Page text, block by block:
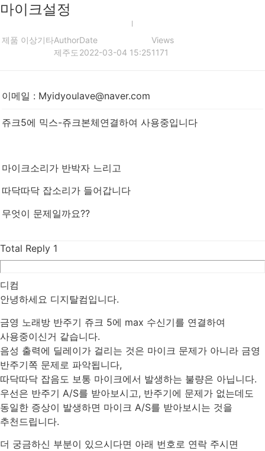
마이크설정
제품 이상기타Author
제주도
Date
2022-03-04 15:25
Views
1171
이메일 : Myidyoulave@naver.com
쥬크5에 믹스-쥬크본체연결하여 사용중입니다
마이크소리가 반박자 느리고
따닥따닥 잡소리가 들어갑니다
무엇이 문제일까요??
Total Reply 1
디컴
안녕하세요 디지탈컴입니다.
금영 노래방 반주기 쥬크 5에 max 수신기를 연결하여
사용중이신거 같습니다.
음성 출력에 딜레이가 걸리는 것은 마이크 문제가 아니라 금영
반주기쪽 문제로 파악됩니다,
따닥따닥 잡음도 보통 마이크에서 발생하는 불량은 아닙니다.
우선은 반주기 A/S를 받아보시고, 반주기에 문제가 없는데도
동일한 증상이 발생하면 마이크 A/S를 받아보시는 것을
추천드립니다.
더 궁금하신 부분이 있으시다면 아래 번호로 연락 주시면